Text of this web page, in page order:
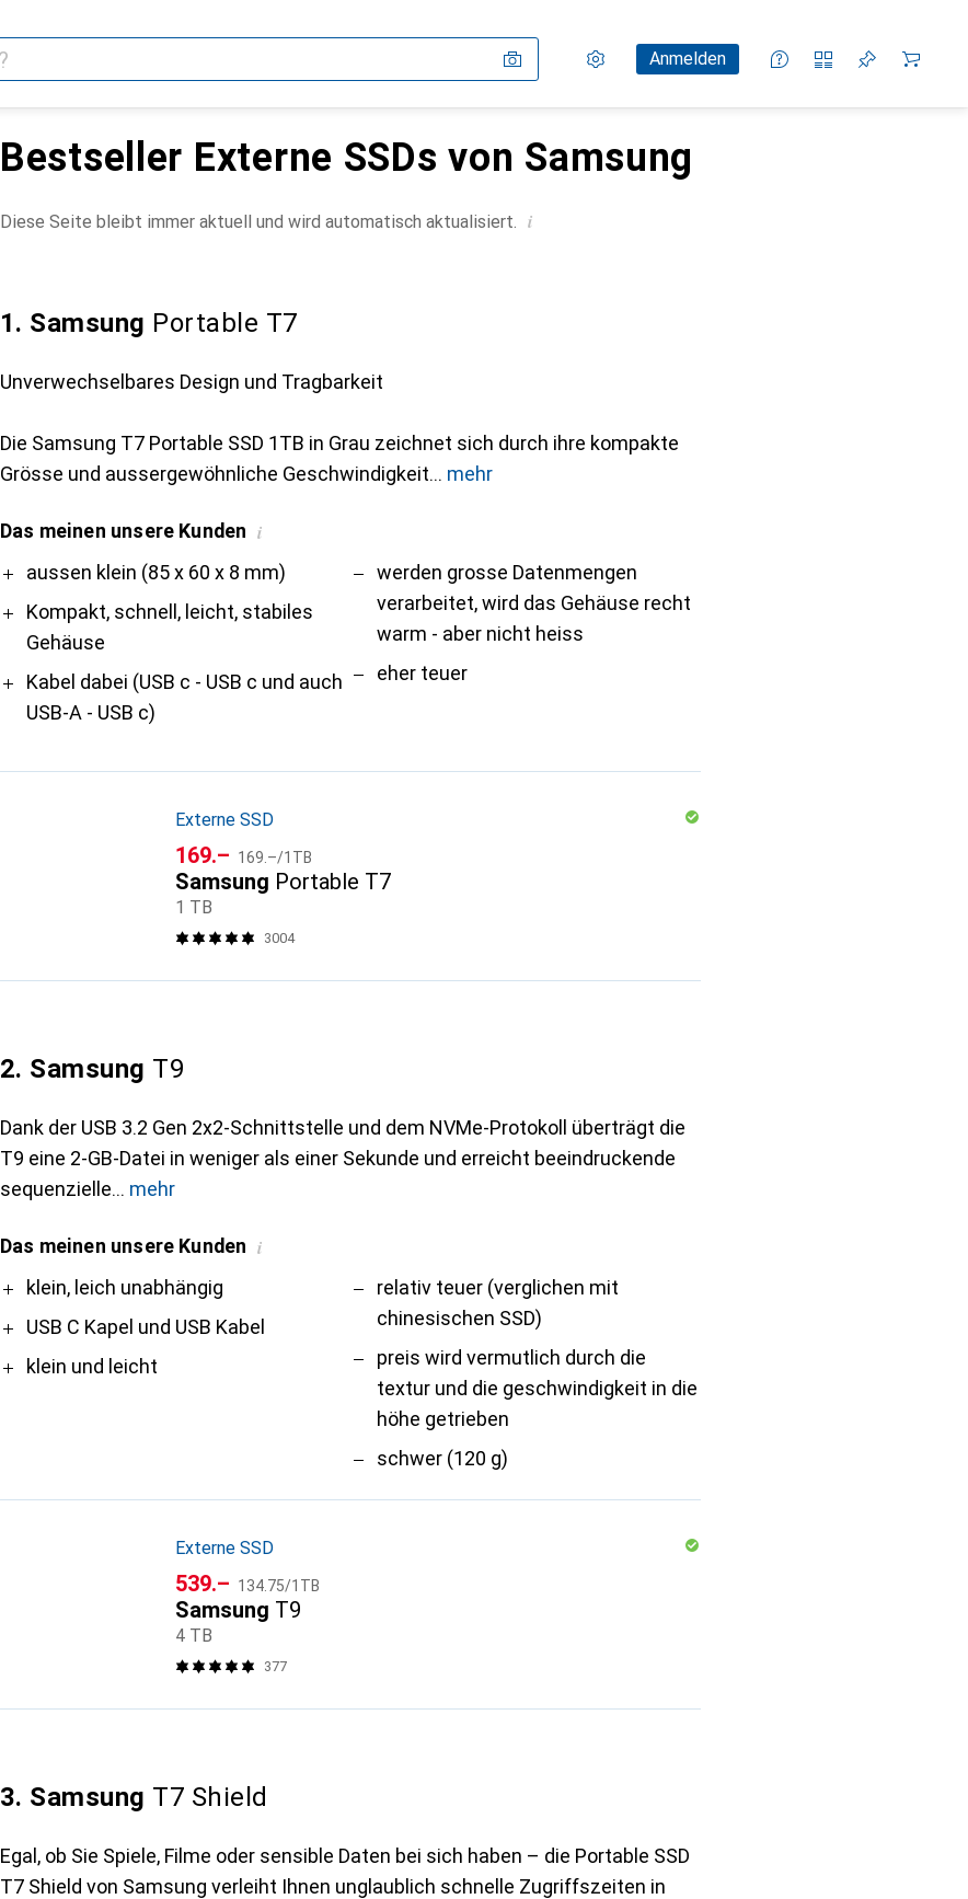
Einstellungen
KundenkontoAnmelden
Vergleichslisten
Merklisten
Warenkorb
Bestseller Externe SSDs von Samsung
Diese Seite bleibt immer aktuell und wird automatisch aktualisiert. i
1. Samsung Portable T7
Unverwechselbares Design und Tragbarkeit
Die Samsung T7 Portable SSD 1TB in Grau zeichnet sich durch ihre kompakte
Grösse und aussergewöhnliche Geschwindigkeit
mehr
Das meinen unsere Kunden i
Proaussen klein (85 x 60 x 8 mm)
Kompakt, schnell, leicht, stabiles
Gehäuse
Kabel dabei (USB c - USB c und auch
USB-A - USB c)
Contra
werden grosse Datenmengen
verarbeitet, wird das Gehäuse recht
warm - aber nicht heiss
eher teuer
Externe SSD
CHF
169.– CHF
169.–/1TB
Samsung Portable T7
1 TB
3004
2. Samsung T9
Dank der USB 3.2 Gen 2x2-Schnittstelle und dem NVMe-Protokoll überträgt die
T9 eine 2-GB-Datei in weniger als einer Sekunde und erreicht beeindruckende
sequenzielle
mehr
Das meinen unsere Kunden i
Proklein, leich unabhängig
USB C Kapel und USB Kabel
klein und leicht
Contra
relativ teuer (verglichen mit
chinesischen SSD)
preis wird vermutlich durch die
textur und die geschwindigkeit in die
höhe getrieben
schwer (120 g)
Externe SSD
CHF
539.– CHF
134.75/1TB
Samsung T9
4 TB
377
3. Samsung T7 Shield
Egal, ob Sie Spiele, Filme oder sensible Daten bei sich haben – die Portable SSD
T7 Shield von Samsung verleiht Ihnen unglaublich schnelle Zugriffszeiten in